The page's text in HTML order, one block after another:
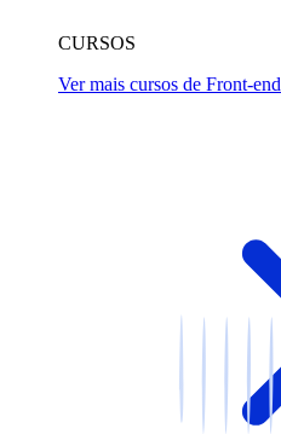
CURSOS
Ver mais cursos de Front-end